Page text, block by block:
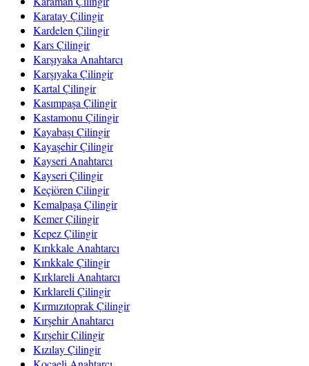
Karatay Çilingir
Kardelen Çilingir
Kars Çilingir
Karşıyaka Anahtarcı
Karşıyaka Çilingir
Kartal Çilingir
Kasımpaşa Çilingir
Kastamonu Çilingir
Kayabaşı Çilingir
Kayaşehir Çilingir
Kayseri Anahtarcı
Kayseri Çilingir
Keçiören Çilingir
Kemalpaşa Çilingir
Kemer Çilingir
Kepez Çilingir
Kırıkkale Anahtarcı
Kırıkkale Çilingir
Kırklareli Anahtarcı
Kırklareli Çilingir
Kırmızıtoprak Çilingir
Kırşehir Anahtarcı
Kırşehir Çilingir
Kızılay Çilingir